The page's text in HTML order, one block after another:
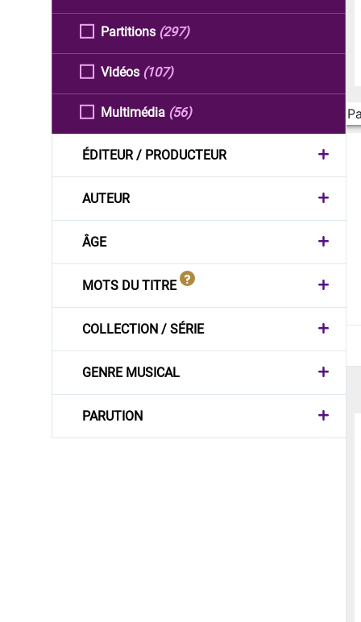
Partitions (297)
Vidéos (107)
Multimédia (56)
ÉDITEUR / PRODUCTEUR
AUTEUR
ÂGE
MOTS DU TITRE
COLLECTION / SÉRIE
GENRE MUSICAL
PARUTION